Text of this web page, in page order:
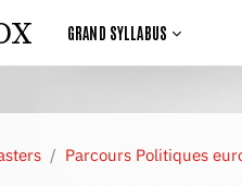
GRAND SYLLABUS
Parcours Politiques